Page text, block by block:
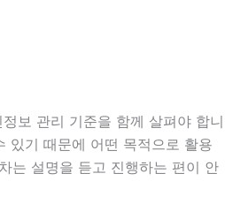
보 관리 기준을 함께 살펴야 합니
있기 때문에 어떤 목적으로 활용
는 설명을 듣고 진행하는 편이 안